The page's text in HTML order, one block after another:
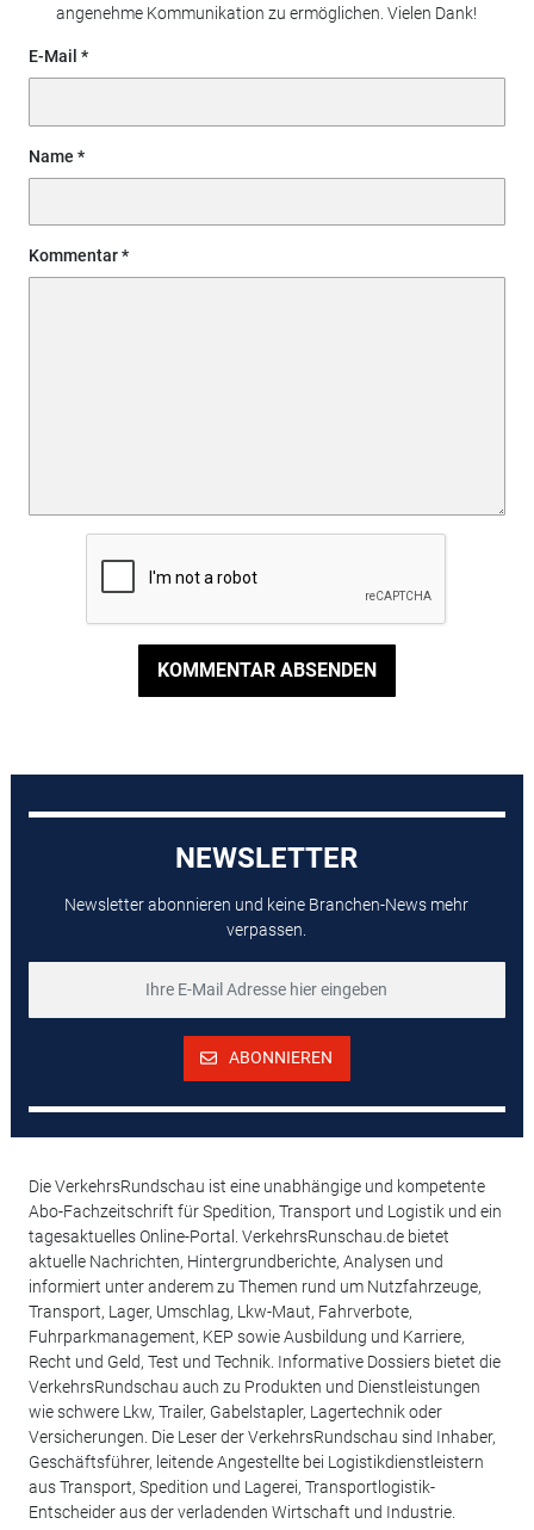
angenehme Kommunikation zu ermöglichen. Vielen Dank!
E-Mail
Name
Kommentar
KOMMENTAR ABSENDEN
NEWSLETTER
Newsletter abonnieren und keine Branchen-News mehr
verpassen.
ABONNIEREN
Die VerkehrsRundschau ist eine unabhängige und kompetente
Abo-Fachzeitschrift für Spedition, Transport und Logistik und ein
tagesaktuelles Online-Portal. VerkehrsRunschau.de bietet
aktuelle Nachrichten, Hintergrundberichte, Analysen und
informiert unter anderem zu Themen rund um Nutzfahrzeuge,
Transport, Lager, Umschlag, Lkw-Maut, Fahrverbote,
Fuhrparkmanagement, KEP sowie Ausbildung und Karriere,
Recht und Geld, Test und Technik. Informative Dossiers bietet die
VerkehrsRundschau auch zu Produkten und Dienstleistungen
wie schwere Lkw, Trailer, Gabelstapler, Lagertechnik oder
Versicherungen. Die Leser der VerkehrsRundschau sind Inhaber,
Geschäftsführer, leitende Angestellte bei Logistikdienstleistern
aus Transport, Spedition und Lagerei, Transportlogistik-
Entscheider aus der verladenden Wirtschaft und Industrie.